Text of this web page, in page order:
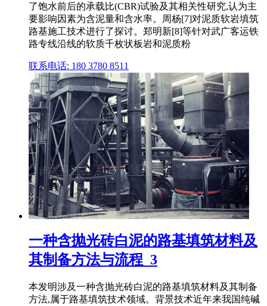
了饱水前后的承载比(CBR)试验及其相关性研究,认为主
要影响因素为含泥量和含水率。周杨[7]对泥质软岩填筑
路基施工技术进行了探讨。郑明新[8]等针对武广客运铁
路专线沿线的软质千枚状板岩和泥质粉
联系电话: 180 3780 8511
一种含抛光砖白泥的路基填筑材料及
其制备方法与流程_3
本发明涉及一种含抛光砖白泥的路基填筑材料及其制备
方法,属于路基填筑技术领域。背景技术近年来我国纯碱